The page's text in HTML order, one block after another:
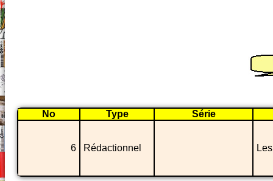
No Type Série
6 Rédactionnel